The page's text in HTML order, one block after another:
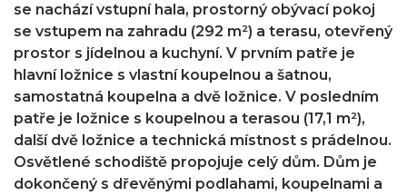
se nachází vstupní hala, prostorný obývací pokoj
se vstupem na zahradu (292 m²) a terasu, otevřený
prostor s jídelnou a kuchyní. V prvním patře je
hlavní ložnice s vlastní koupelnou a šatnou,
samostatná koupelna a dvě ložnice. V posledním
patře je ložnice s koupelnou a terasou (17,1 m²),
další dvě ložnice a technická místnost s prádelnou.
Osvětlené schodiště propojuje celý dům. Dům je
dokončený s dřevěnými podlahami, koupelnami a